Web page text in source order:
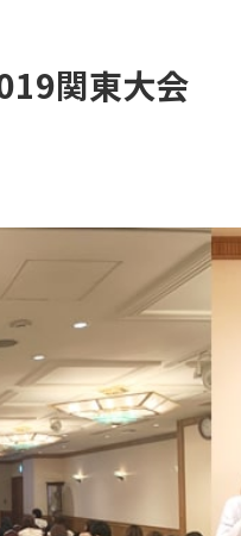
関東大会